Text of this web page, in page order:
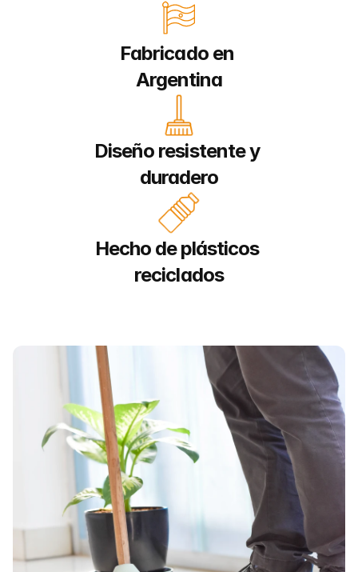
Fabricado en
Argentina
Diseño resistente y
duradero
Hecho de plásticos
reciclados